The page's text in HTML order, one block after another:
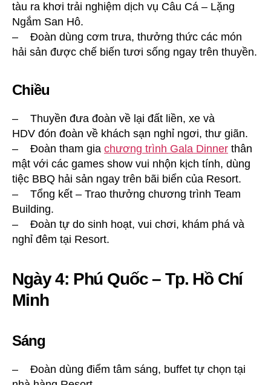
tàu ra khơi trải nghiệm dịch vụ Câu Cá – Lặng
Ngắm San Hô.
– Đoàn dùng cơm trưa, thưởng thức các món
hải sản được chế biến tươi sống ngay trên thuyền.
Chiều
– Thuyền đưa đoàn về lại đất liền, xe và
HDV đón đoàn về khách sạn nghỉ ngơi, thư giãn.
– Đoàn tham gia chương trình Gala Dinner thân
mật với các games show vui nhộn kịch tính, dùng
tiệc BBQ hải sản ngay trên bãi biển của Resort.
– Tổng kết – Trao thưởng chương trình Team
Building.
– Đoàn tự do sinh hoạt, vui chơi, khám phá và
nghỉ đêm tại Resort.
Ngày 4: Phú Quốc – Tp. Hồ Chí
Minh
Sáng
– Đoàn dùng điểm tâm sáng, buffet tự chọn tại